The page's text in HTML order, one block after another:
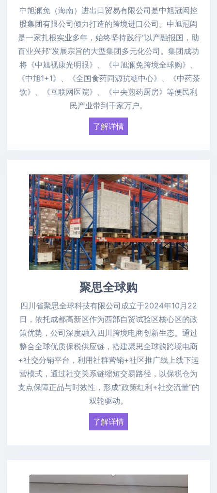
中旭澜免（海南）进出口贸易有限公司是中旭冠闳控
股集团有限公司倾力打造的跨境进口公司。中旭冠闳
是一家扎根实业多年，始终坚持践行“以产融报国，助
百业兴邦”发展宗旨的大型集团多元化公司。集团成功
将《中旭视康光明眼》、《中旭澜免跨境全球购》、
《中旭1+1》、《全国食药同源抗糖中心》、《中药茶
饮》、《互联网医院》、《中央煎药厨房》等便民利
民产业带到千家万户。
了解详情
聚思全球购
四川省聚思全球科技有限公司成立于2024年10月22
日，依托成都高新区作为西部自贸试验区核心区的政
策优势，公司深度融入四川跨境电商创新生态。通过
整合全球优质保税供应链，搭建聚思全球购跨境电商
+社交分销平台，利用社群营销+社区推广线上线下运
营模式，通过社交关系链缩短交易路径，以保税仓为
支点保障正品与时效性，形成“政策红利+社交流量”的
双轮驱动。
了解详情